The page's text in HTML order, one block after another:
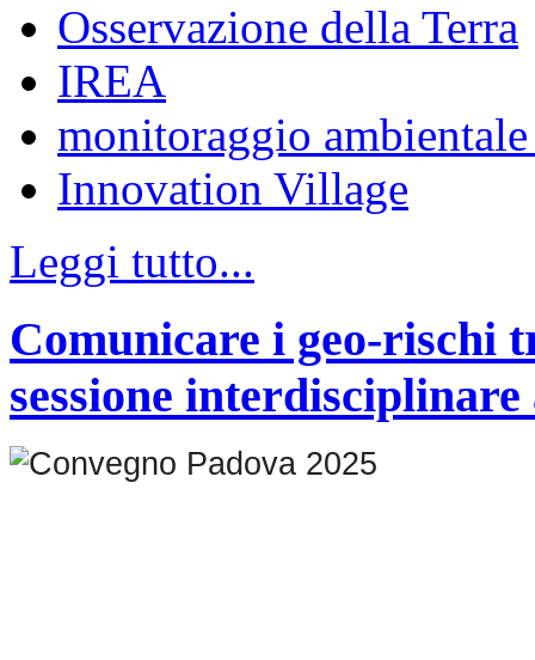
Osservazione della Terra
IREA
monitoraggio
Innovation Village
Leggi tutto...
Comunicare i geo-rischi
sessione